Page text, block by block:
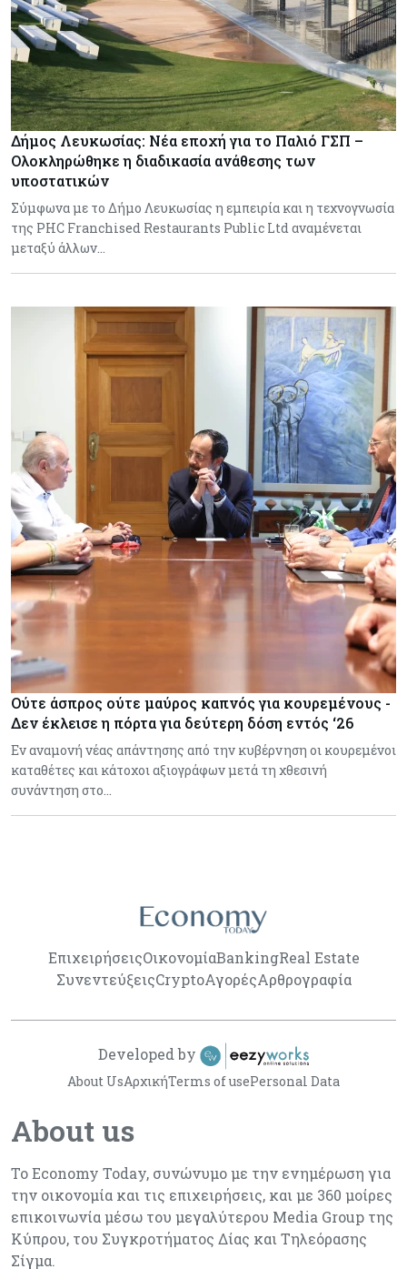
Δήμος Λευκωσίας: Νέα εποχή για το Παλιό ΓΣΠ –
Ολοκληρώθηκε η διαδικασία ανάθεσης των
υποστατικών
Σύμφωνα με το Δήμο Λευκωσίας η εμπειρία και η τεχνογνωσία
της PHC Franchised Restaurants Public Ltd αναμένεται
μεταξύ άλλων…
Ούτε άσπρος ούτε μαύρος καπνός για κουρεμένους -
Δεν έκλεισε η πόρτα για δεύτερη δόση εντός ‘26
Εν αναμονή νέας απάντησης από την κυβέρνηση οι κουρεμένοι
καταθέτες και κάτοχοι αξιογράφων μετά τη χθεσινή
συνάντηση στο…
ΕπιχειρήσειςΟικονομίαBankingReal Estate
ΣυνεντεύξειςCryptoΑγορέςΑρθρογραφία
About us
Το Economy Today, συνώνυμο με την ενημέρωση για
την οικονομία και τις επιχειρήσεις, και με 360 μοίρες
επικοινωνία μέσω του μεγαλύτερου Media Group της
Κύπρου, του Συγκροτήματος Δίας και Τηλεόρασης
Σίγμα.
About UsΑρχικήTerms of usePersonal Data
Developed by